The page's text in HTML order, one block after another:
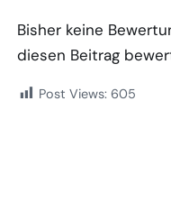
Bisher keine
diesen Beitrag
Post Views: 605